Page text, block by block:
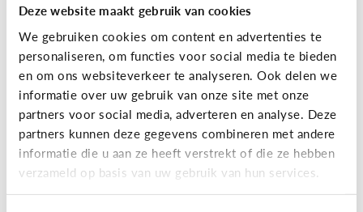
Deze website maakt gebruik van cookies
We gebruiken cookies om content en advertenties te
personaliseren, om functies voor social media te bieden
en om ons websiteverkeer te analyseren. Ook delen we
informatie over uw gebruik van onze site met onze
partners voor social media, adverteren en analyse. Deze
partners kunnen deze gegevens combineren met andere
informatie die u aan ze heeft verstrekt of die ze hebben
verzameld op basis van uw gebruik van hun services.
Reclame
[Game] Game jezelf reclamewijs